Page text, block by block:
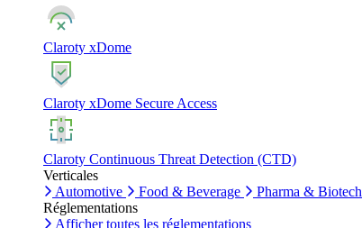
Claroty xDome
Claroty xDome Secure Access
Claroty Continuous Threat Detection (CTD)
Verticales
Automotive
Food & Beverage Pharma & Biotech
Réglementations
Afficher toutes les réglementations